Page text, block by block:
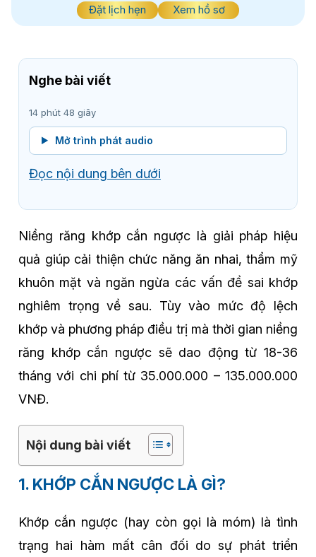
Đặt lịch hẹn Xem hồ sơ
Nghe bài viết
14 phút 48 giây
Mở trình phát audio
Đọc nội dung bên dưới
Niềng răng khớp cắn ngược là giải pháp hiệu
quả giúp cải thiện chức năng ăn nhai, thẩm mỹ
khuôn mặt và ngăn ngừa các vấn đề sai khớp
nghiêm trọng về sau. Tùy vào mức độ lệch
khớp và phương pháp điều trị mà thời gian niềng
răng khớp cắn ngược sẽ dao động từ 18-36
tháng với chi phí từ 35.000.000 – 135.000.000
VNĐ.
Nội dung bài viết
1. KHỚP CẮN NGƯỢC LÀ GÌ?
Khớp cắn ngược (hay còn gọi là móm) là tình
trạng hai hàm mất cân đối do sự phát triển